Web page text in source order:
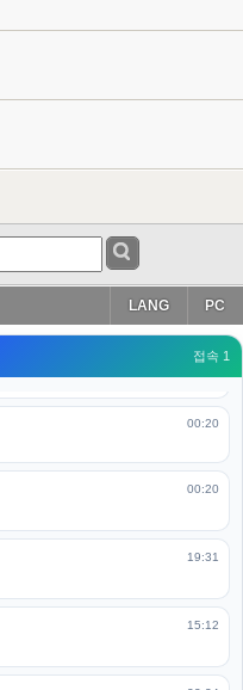
PC
LANG
접속 1
00:19
;;
00:19
00:19
00:19
12시가 넘었었네요
00:20
00:20
19:31
15:12